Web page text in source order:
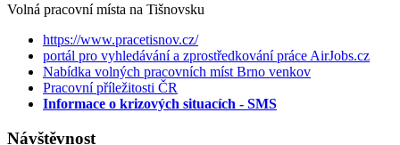
Volná pracovní místa na Tišnovsku
https://www.pracetisnov.cz/
portál pro vyhledávání a zprostředkování práce AirJobs.cz
Nabídka volných pracovních míst Brno venkov
Pracovní příležitosti ČR
Informace o krizových situacích - SMS
Návštěvnost